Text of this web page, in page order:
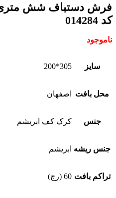
فرش دستباف شش متری
کد 014284
ناموجود
سایز 305*200
محل بافت اصفهان
جنس کرک کف ابریشم
جنس ریشه ابریشم
تراکم بافت 60 (رج)